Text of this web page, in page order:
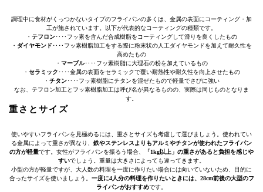
調理中に食材がくっつかないタイプのフライパンの多くは、金属の表面にコーティング・加
工が施されています。以下が代表的なコーティングの種類です。
・ テフロン‥‥フッ素を含んだ合成樹脂をコーティングして滑りを良くしたもの
・ ダイヤモンド ‥‥フッ素樹脂加工をする際に粉末状の人工ダイヤモンドを加えて耐久性を
高めたもの
・ マーブル‥‥フッ素樹脂に大理石の粉を加えているもの
・ セラミック ‥‥金属の表面をセラミックで覆い耐熱性や耐久性を向上させたもの
・ チタン‥‥フッ素樹脂にチタンを混ぜたもので軽量でさびに強い
なお、テフロン加工とフッ素樹脂加工は呼び名が異なるものの、実際は同じものとなりま
す。
重さとサイズ
使いやすいフライパンを見極めるには、重さとサイズも考慮して選びましょう。使われてい
る金属によって重さが異なり、 鉄やステンレスよりもアルミやチタンが使われたフライパン
の方が軽量です。女性がフライパンを振るう場合、
「1kg以上」の重さがあると負担を感じや
すいでしょう。重量は大きさによっても違ってきます。
小型の方が軽量ですが、大人数の料理を一度に作りたい場合には向いていないため、目的に
合ったサイズを使いましょう。 一度に4人分の料理を作りたいときには、28cm前後の大型のフ
ライパンがおすすめです。